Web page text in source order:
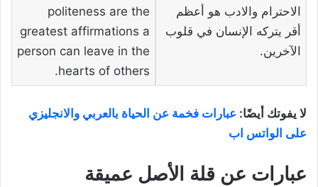
الاحترام والادب هو أعظم
أقر يتركه الإنسان في قلوب
الآخرين.
politeness are the
greatest affirmations a
person can leave in the
hearts of others.
لا يفوتك أيضًا: عبارات فخمة عن الحياة بالعربي والانجليزي
على الواتس اب
عبارات عن قلة الأصل عميقة